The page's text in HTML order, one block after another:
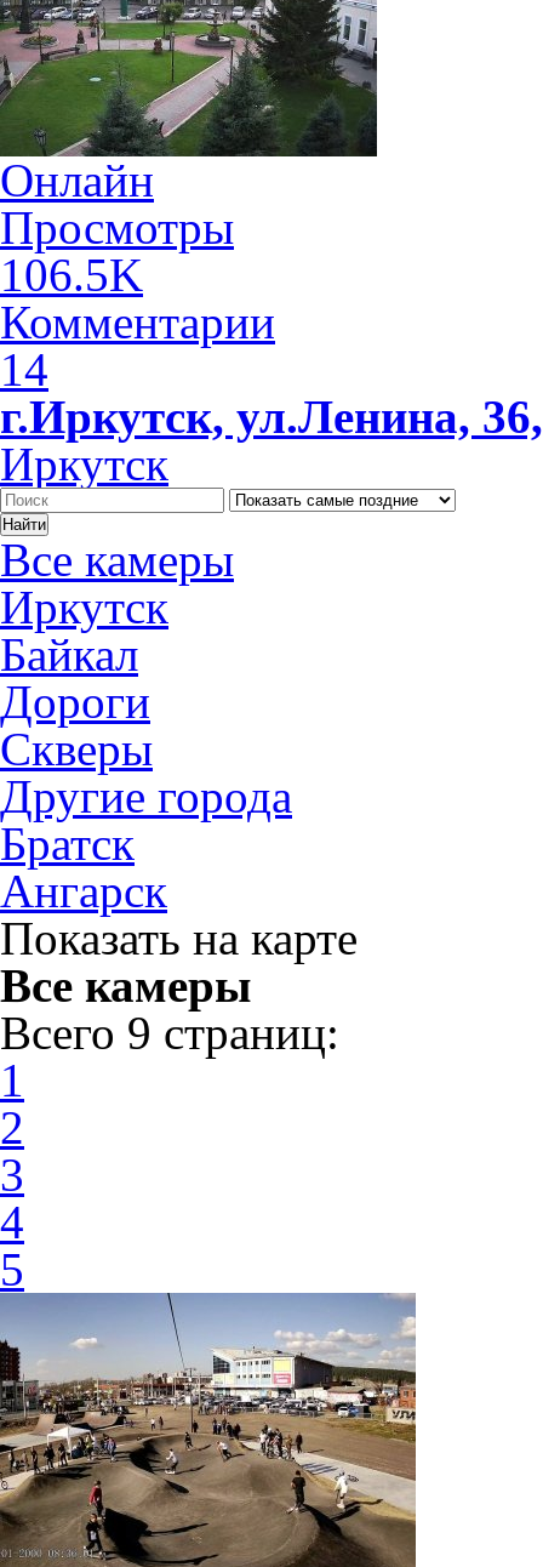
Онлайн
Просмотры
106.5K
Комментарии
14
г.Иркутск, ул.Ленина,
Иркутск
Все камеры
Иркутск
Байкал
Дороги
Скверы
Другие города
Братск
Ангарск
Показать на карте
Все камеры
Всего 9 страниц:
1
2
3
4
5